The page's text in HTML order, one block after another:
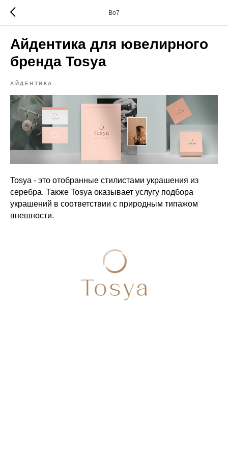
Bo7
Айдентика для ювелирного
бренда Tosya
АЙДЕНТИКА
Tosya - это отобранные стилистами украшения из
серебра. Также Tosya оказывает услугу подбора
украшений в соответствии с природным типажом
внешности.